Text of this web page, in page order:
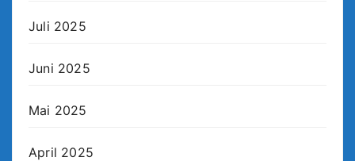
Juli 2025
Juni 2025
Mai 2025
April 2025